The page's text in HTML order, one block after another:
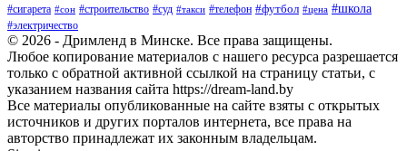
#сигарета #сон #строительство #суд #такси #телефон #футбол #цена #школа
#электричество
© 2026 - Дримленд в Минске. Все права защищены.
Любое копирование материалов с нашего ресурса разрешается
только с обратной активной ссылкой на страницу статьи, с
указанием названия сайта https://dream-land.by
Все материалы опубликованные на сайте взяты с открытых
источников и других порталов интернета, все права на
авторство принадлежат их законным владельцам.